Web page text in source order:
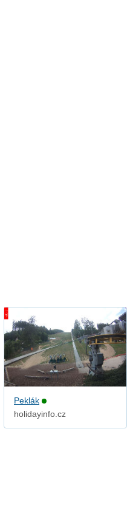
Peklák
holidayinfo.cz